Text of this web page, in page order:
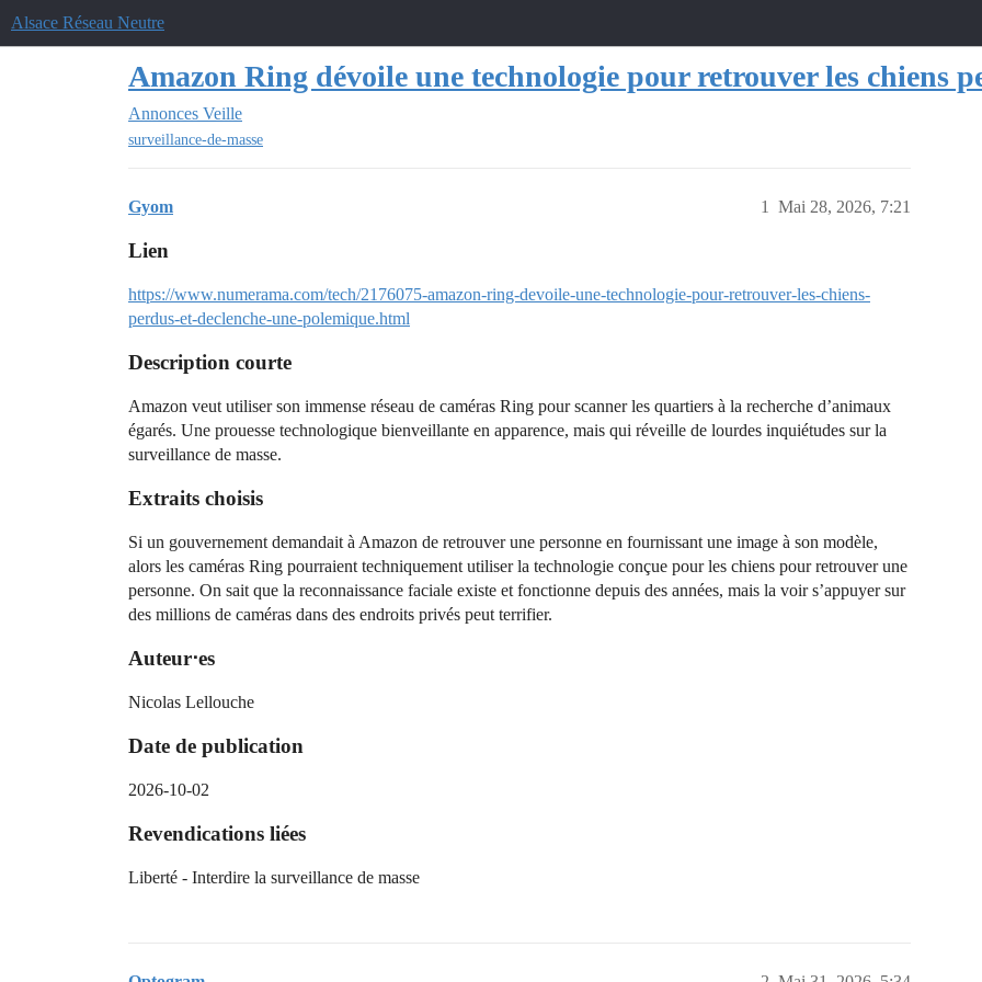
Alsace Réseau Neutre
Amazon Ring dévoile une technologie pour retrouver les chiens
Annonces Veille
surveillance-de-masse
Gyom Mai 28, 2026, 7:21
1
Lien
https://www.numerama.com/tech/2176075-amazon-ring-devoile-une-technologie-pour-retrouver-les-chiens-
perdus-et-declenche-une-polemique.html
Description courte
Amazon veut utiliser son immense réseau de caméras Ring pour scanner les quartiers à la recherche d’animaux
égarés. Une prouesse technologique bienveillante en apparence, mais qui réveille de lourdes inquiétudes sur la
surveillance de masse.
Extraits choisis
Si un gouvernement demandait à Amazon de retrouver une personne en fournissant une image à son modèle,
alors les caméras Ring pourraient techniquement utiliser la technologie conçue pour les chiens pour retrouver une
personne. On sait que la reconnaissance faciale existe et fonctionne depuis des années, mais la voir s’appuyer sur
des millions de caméras dans des endroits privés peut terrifier.
Auteur⋅es
Nicolas Lellouche
Date de publication
2026-10-02
Revendications liées
Liberté - Interdire la surveillance de masse